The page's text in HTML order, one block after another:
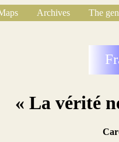
Archives
The
« La vérité